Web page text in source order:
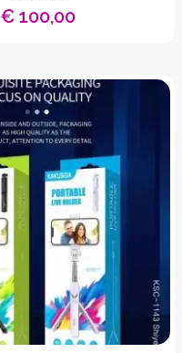
€100,00